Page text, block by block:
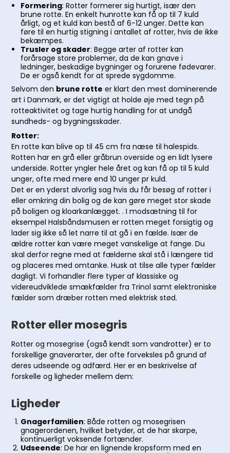
Formering: Rotter formerer sig hurtigt, især den
brune rotte. En enkelt hunrotte kan få op til 7 kuld
årligt, og et kuld kan bestå af 6-12 unger. Dette kan
føre til en hurtig stigning i antallet af rotter, hvis de ikke
bekæmpes.
Trusler og skader: Begge arter af rotter kan
forårsage store problemer, da de kan gnave i
ledninger, beskadige bygninger og forurene fødevarer.
De er også kendt for at sprede sygdomme.
Selvom den brune rotte er klart den mest dominerende
art i Danmark, er det vigtigt at holde øje med tegn på
rotteaktivitet og tage hurtig handling for at undgå
sundheds- og bygningsskader.
Rotter:
En rotte kan blive op til 45 cm fra næse til halespids.
Rotten har en grå eller gråbrun overside og en lidt lysere
underside. Rotter yngler hele året og kan få op til 5 kuld
unger, ofte med mere end 10 unger pr kuld.
Det er en yderst alvorlig sag hvis du får besøg af rotter i
eller omkring din bolig og de kan gøre meget stor skade
på boligen og kloarkanlægget. . I modsætning til for
eksempel Halsbåndsmusen er rotten meget forsigtig og
lader sig ikke så let narre til at gå i en fælde. Især de
ældre rotter kan være meget vanskelige at fange. Du
skal derfor regne med at fælderne skal stå i længere tid
og placeres med omtanke. Husk at tilse alle typer fælder
dagligt. Vi forhandler flere typer af klassiske og
videreudviklede smækfælder fra Trinol samt elektroniske
fælder som dræber rotten med elektrisk stød.
Rotter eller mosegris
Rotter og mosegrise (også kendt som vandrotter) er to
forskellige gnaverarter, der ofte forveksles på grund af
deres udseende og adfærd. Her er en beskrivelse af
forskelle og ligheder mellem dem:
Ligheder
Gnagerfamilien: Både rotten og mosegrisen
gnagerordenen, hvilket betyder, at de har skarpe,
kontinuerligt voksende fortænder.
Udseende: De har en lignende kropsform med en